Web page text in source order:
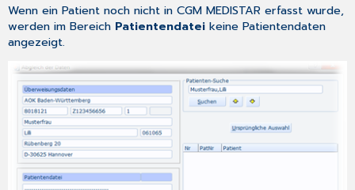
Wenn ein Patient noch nicht in CGM MEDISTAR erfasst wurde,
werden im Bereich Patientendatei keine Patientendaten
angezeigt.